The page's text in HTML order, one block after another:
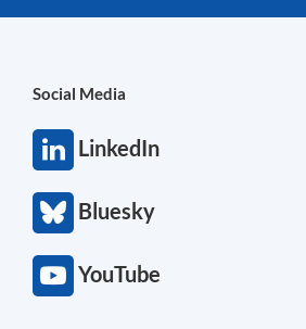
Social Media
LinkedIn
Bluesky
YouTube